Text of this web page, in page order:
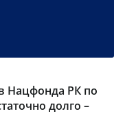
Нацфонда РК по
долго –